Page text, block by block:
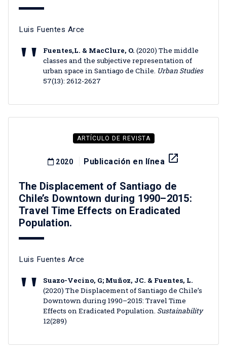
Luis Fuentes Arce
Fuentes,L. & MacClure, O. (2020) The middle
classes and the subjective representation of
urban space in Santiago de Chile. Urban Studies
57(13): 2612-2627
ARTÍCULO DE REVISTA
2020 Publicación en línea launch
The Displacement of Santiago de
Chile’s Downtown during 1990–2015:
Travel Time Effects on Eradicated
Population.
Luis Fuentes Arce
Suazo-Vecino, G; Muñoz, JC. & Fuentes, L.
(2020) The Displacement of Santiago de Chile’s
Downtown during 1990–2015: Travel Time
Effects on Eradicated Population. Sustainability
12(289)